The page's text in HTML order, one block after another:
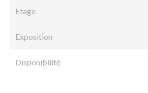
Etage
Exposition
Disponibilité